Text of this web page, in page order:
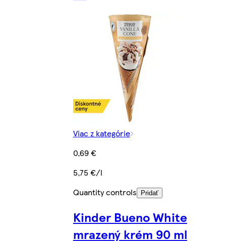
Viac z kategórie
0,69 €
5,75 €/l
Quantity controls
Pridať
Kinder Bueno White
mrazený krém 90 ml